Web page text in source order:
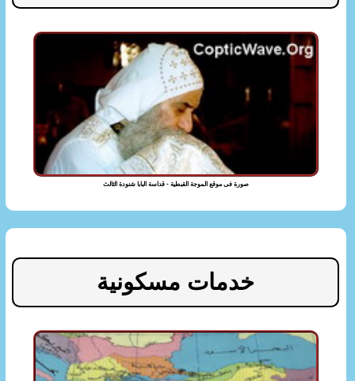
صورة فى موقع الموجة القبطية - قداسة البابا شنودة الثالث
خدمات مسكونية